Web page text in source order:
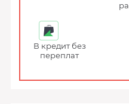
В кредит без
переплат